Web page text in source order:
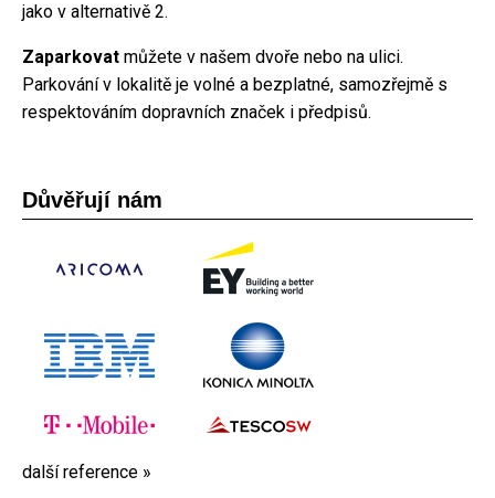
jako v alternativě 2.
Zaparkovat můžete v našem dvoře nebo na ulici.
Parkování v lokalitě je volné a bezplatné, samozřejmě s
respektováním dopravních značek i předpisů.
Důvěřují nám
další reference »